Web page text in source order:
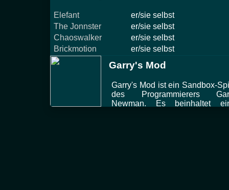
Elefant
er/sie selbst
The Jonnster
er/sie selbst
Chaoswalker
er/sie selbst
Brickmotion
er/sie selbst
Garry's Mod
Garry's Mod ist ein Sandbox-
des Programmierers
Newman. Es beinhaltet